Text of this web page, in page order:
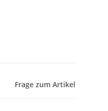
Frage zum Artikel